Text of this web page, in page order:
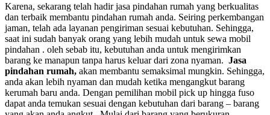
Karena, sekarang telah hadir jasa pindahan rumah yang berkualitas
dan terbaik membantu pindahan rumah anda. Seiring perkembangan
jaman, telah ada layanan pengiriman sesuai kebutuhan. Sehingga,
saat ini sudah banyak orang yang lebih mudah untuk sewa mobil
pindahan . oleh sebab itu, kebutuhan anda untuk mengirimkan
barang ke manapun tanpa harus keluar dari zona nyaman. Jasa
pindahan rumah, akan membantu semaksimal mungkin. Sehingga,
anda akan lebih nyaman dan mudah ketika mengangkut barang
kerumah baru anda. Dengan pemilihan mobil pick up hingga fuso
dapat anda temukan sesuai dengan kebutuhan dari barang – barang